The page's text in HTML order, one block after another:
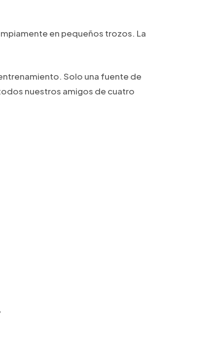
en pequeños trozos. La
Solo una fuente de
nuestros amigos de cuatro